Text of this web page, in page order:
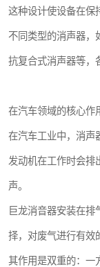
这种设计使设备在保
不同类型的消声器，
抗复合式消声器等，
在汽车领域的核心作
在汽车工业中，消声
发动机在工作时会排
声。
巨龙消音器安装在
择，对废气进行有效
其作用是双重的：一